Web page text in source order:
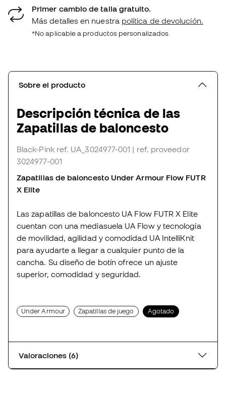
Primer cambio de talla gratuito.
Más detalles en nuestra política de devolución.
*No aplicable a productos personalizados.
Sobre el producto
Descripción técnica de las
Zapatillas de baloncesto
Black-Pink ref. UA_3024977-001 | ref. proveedor
3024977-001
Zapatillas de baloncesto Under Armour Flow FUTR
X Elite
Las zapatillas de baloncesto UA Flow FUTR X Elite
cuentan con una mediasuela UA Flow y tecnología
de movilidad, agilidad y comodidad UA IntelliKnit
para ayudarte a llegar a cualquier punto de la
cancha. Su diseño de botín ofrece un ajuste
superior, comodidad y seguridad.
Under Armour Zapatillas de juego Agotado
Valoraciones (6)